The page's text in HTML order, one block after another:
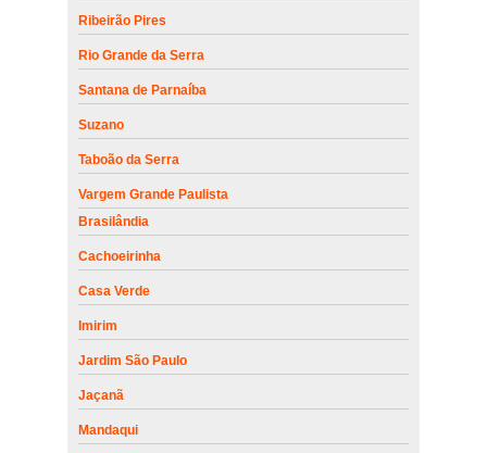
Ribeirão Pires
Rio Grande da Serra
Santana de Parnaíba
Suzano
Taboão da Serra
Vargem Grande Paulista
Brasilândia
Cachoeirinha
Casa Verde
Imirim
Jardim São Paulo
Jaçanã
Mandaqui